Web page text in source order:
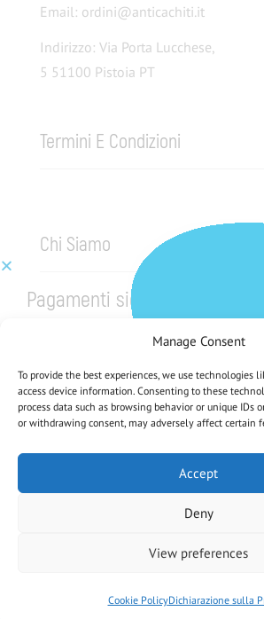
Manage Consent
To provide the best experiences, we use technologies
access device information. Consenting to these
process data such as browsing behavior or unique IDs
or withdrawing consent, may adversely affect certain
Accept
Deny
View preferences
Cookie PolicyDichiarazione sulla
Email: ordini@anticachiti.it
Indirizzo: Via Porta Lucchese,
5 51100 Pistoia PT
Termini E Condizioni
Chi Siamo
Pagamenti sicuri
Antica Farmacia Chiti di D.ssa Elisa Vaiani e C. SAS –
CHE NE DICI DI UNO
Iscriviti Alla Nostra Newsletter